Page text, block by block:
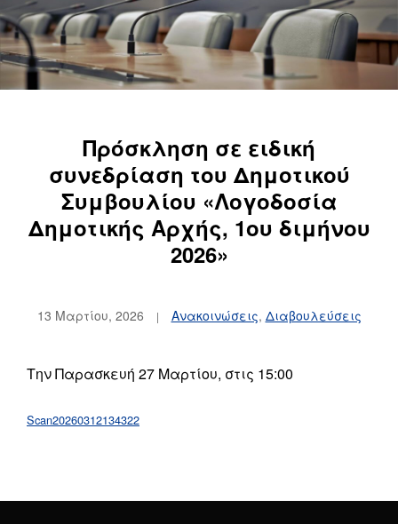
Πρόσκληση σε ειδική
συνεδρίαση του Δημοτικού
Συμβουλίου «Λογοδοσία
Δημοτικής Αρχής, 1ου διμήνου
2026»
13 Μαρτίου, 2026 Ανακοινώσεις, Διαβουλεύσεις
Την Παρασκευή 27 Μαρτίου, στις 15:00
Scan20260312134322